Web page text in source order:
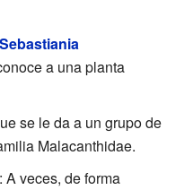
Sebastiania
a una planta
se le da a un grupo de
Malacanthidae.
: A veces, de forma